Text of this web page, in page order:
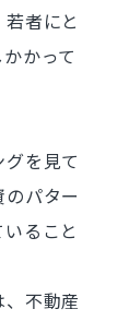
者にと
かって
を見て
パター
ること
不動産